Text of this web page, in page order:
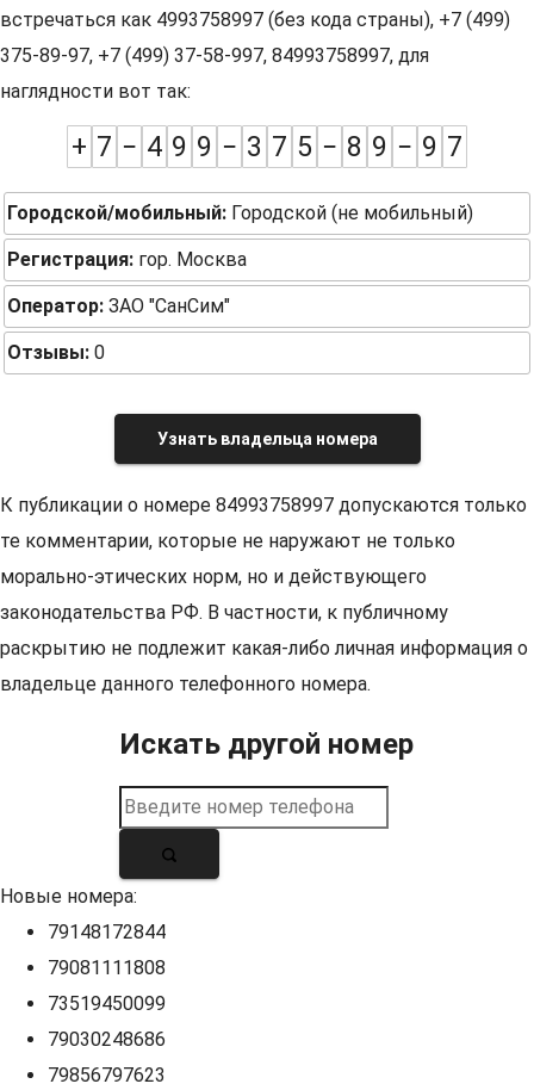
встречаться как 4993758997 (без кода страны), +7 (499)
375-89-97, +7 (499) 37-58-997, 84993758997, для
наглядности вот так:
+ 7 − 4 9 9 − 3 7 5 − 8 9 − 9 7
Городской/мобильный: Городской (не мобильный)
Регистрация: гор. Москва
Оператор: ЗАО "СанСим"
Отзывы: 0
Узнать владельца номера
К публикации о номере 84993758997 допускаются только
те комментарии, которые не наружают не только
морально-этических норм, но и действующего
законодательства РФ. В частности, к публичному
раскрытию не подлежит какая-либо личная информация о
владельце данного телефонного номера.
Искать другой номер
Новые номера:
79148172844
79081111808
73519450099
79030248686
79856797623